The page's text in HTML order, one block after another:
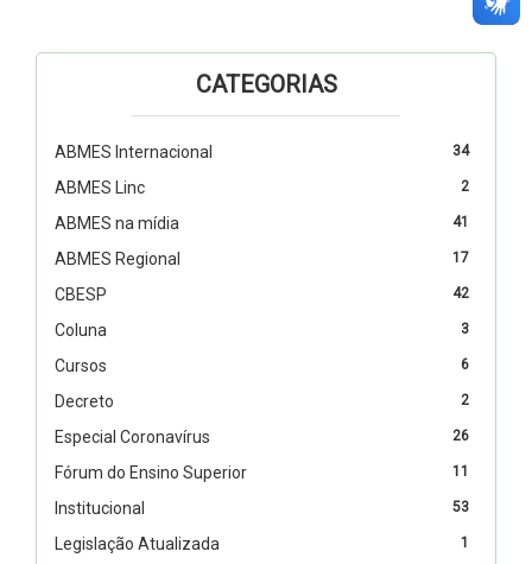
CATEGORIAS
34
ABMES Internacional
2
ABMES Linc
41
ABMES na mídia
17
ABMES Regional
42
CBESP
3
Coluna
6
Cursos
2
Decreto
26
Especial Coronavírus
11
Fórum do Ensino Superior
53
Institucional
1
Legislação Atualizada